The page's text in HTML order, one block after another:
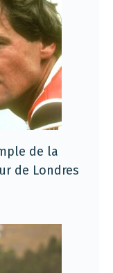
de la
de Londres